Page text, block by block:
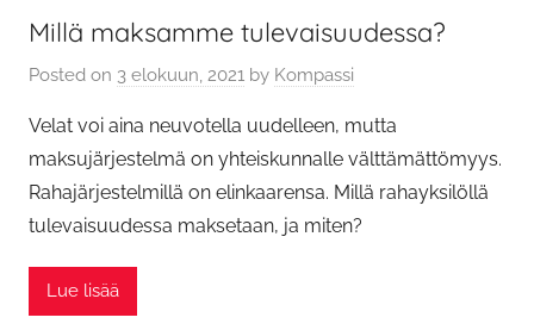
Millä maksamme tulevaisuudessa?
Posted on 3 elokuun, 2021 by Kompassi
Velat voi aina neuvotella uudelleen, mutta
maksujärjestelmä on yhteiskunnalle välttämättömyys.
Rahajärjestelmillä on elinkaarensa. Millä rahayksilöllä
tulevaisuudessa maksetaan, ja miten?
Lue lisää